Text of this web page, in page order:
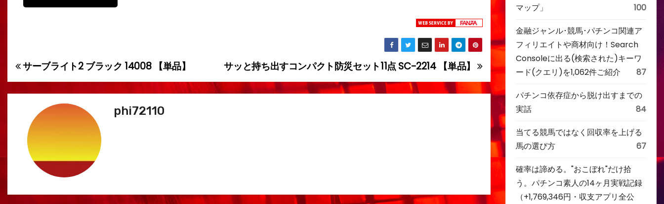
投
稿
ビ
ゲ
シ
サッと持ち出すコンパクト防災セット11点 SC-2214 【単品】
サーブライト2 ブラック 14008 【単品】
phi72110
マップ」
100
金融ジャンル･競馬･パチンコ関連ア
フィリエイトや商材向け！Search
Consoleに出る(検索された)キーワ
ード(クエリ)を1,062件ご紹介
87
パチンコ依存症から脱け出すまでの
実話
84
当てる競馬ではなく回収率を上げる
馬の選び方
67
確率は諦める。"おこぼれ"だけ拾
う。パチンコ素人の14ヶ月実戦記録
（+1,769,346円・収支アプリ全公